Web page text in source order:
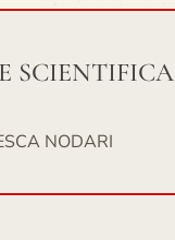
SCIENTIFICA
NODARI